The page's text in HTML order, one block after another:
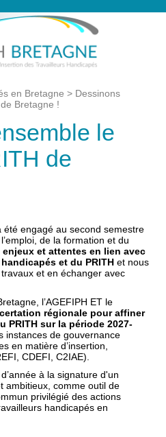
en Bretagne > Dessinons
Bretagne !
le
de
été engagé au second semestre
de la formation et du
et attentes en lien avec
et du PRITH et nous
et en échanger avec
l’AGEFIPH ET le
régionale pour affiner
PRITH sur la période 2027-
instances de gouvernance
en matière d’insertion,
CDEFI, C2IAE).
à la signature d'un
ambitieux, comme outil de
privilégié des actions
handicapés en